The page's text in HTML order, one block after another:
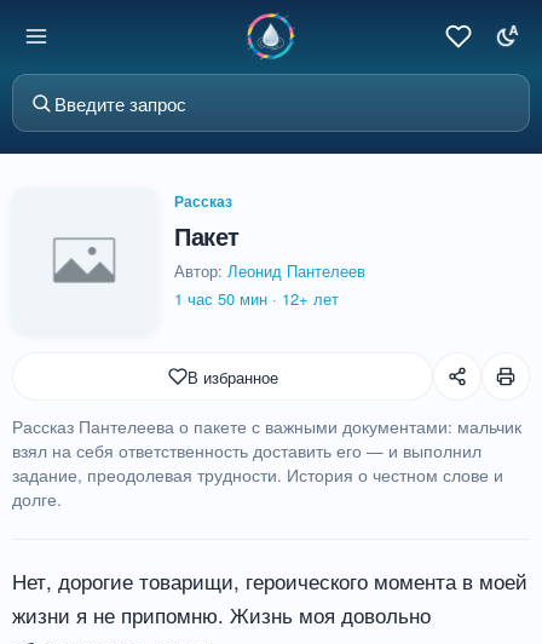
Рассказ
Пакет
Автор: Леонид Пантелеев
1 час 50 мин · 12+ лет
Рассказ Пантелеева о пакете с важными документами: мальчик
взял на себя ответственность доставить его — и выполнил
задание, преодолевая трудности. История о честном слове и
долге.
В избранное
Нет, дорогие товарищи, героического момента в моей
жизни я не припомню. Жизнь моя довольно